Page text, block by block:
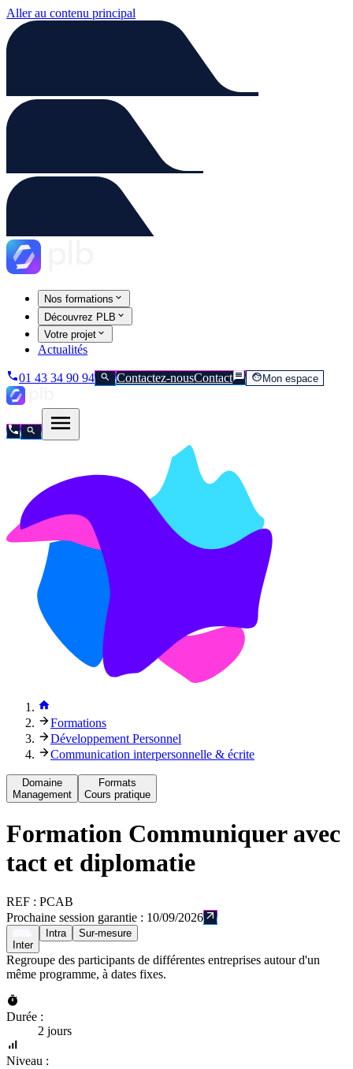
Aller au contenu principal
Nos formations
Découvrez PLB
Votre projet
Actualités
01 43 34 90 94 Contactez-nousContact Mon espace
Formations
Développement Personnel
Communication interpersonnelle & écrite
Domaine
Management
Formats
Cours pratique
Formation Communiquer avec
tact et diplomatie
REF : PCAB
Prochaine session garantie : 10/09/2026
Inter
Intra Sur-mesure
Regroupe des participants de différentes entreprises autour d'un
même programme, à dates fixes.
Durée :
2 jours
Niveau :